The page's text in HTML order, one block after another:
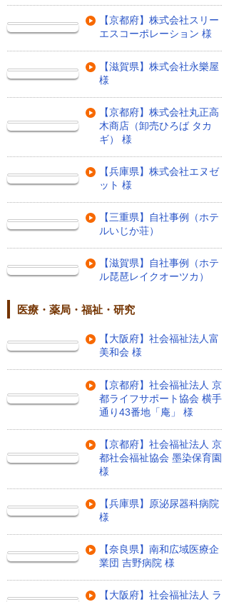
【京都府】株式会社スリー
エスコーポレーション 様
【滋賀県】株式会社永樂屋
様
【京都府】株式会社丸正高
木商店（卸売ひろば タカ
ギ） 様
【兵庫県】株式会社エヌゼ
ット 様
【三重県】自社事例（ホテ
ルいじか荘）
【滋賀県】自社事例（ホテ
ル琵琶レイクオーツカ）
医療・薬局・福祉・研究
【大阪府】社会福祉法人富
美和会 様
【京都府】社会福祉法人 京
都ライフサポート協会 横手
通り43番地「庵」 様
【京都府】社会福祉法人 京
都社会福祉協会 墨染保育園
様
【兵庫県】原泌尿器科病院
様
【奈良県】南和広域医療企
業団 吉野病院 様
【大阪府】社会福祉法人 ラ